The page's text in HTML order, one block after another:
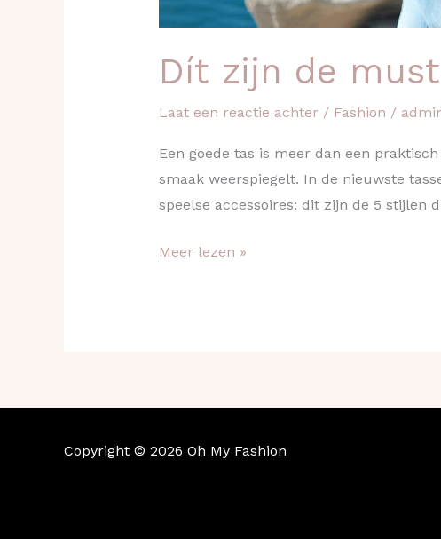
Dít zijn de
Laat een reactie achter / Fashion /
Een goede tas is meer dan een
smaak weerspiegelt. In de nieuwste
speelse accessoires: dit zijn de 5 stijlen
Meer lezen »
Copyright © 2026 Oh My Fashion